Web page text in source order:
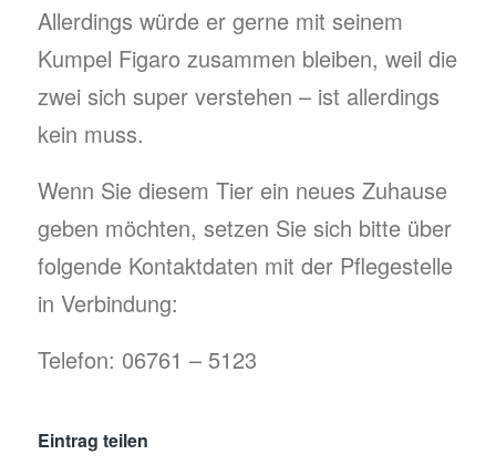
Allerdings würde er gerne mit seinem
Kumpel Figaro zusammen bleiben, weil die
zwei sich super verstehen – ist allerdings
kein muss.
Wenn Sie diesem Tier ein neues Zuhause
geben möchten, setzen Sie sich bitte über
folgende Kontaktdaten mit der Pflegestelle
in Verbindung:
Telefon: 06761 – 5123
Eintrag teilen